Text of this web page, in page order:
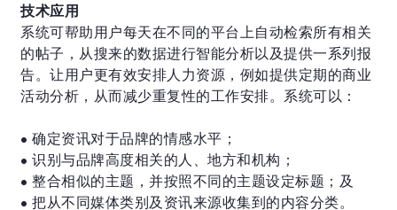
技术应用
系统可帮助用户每天在不同的平台上自动检索所有相关
的帖子，从搜来的数据进行智能分析以及提供一系列报
告。让用户更有效安排人力资源，例如提供定期的商业
活动分析，从而减少重复性的工作安排。系统可以：
• 确定资讯对于品牌的情感水平；
• 识别与品牌高度相关的人、地方和机构；
• 整合相似的主题，并按照不同的主题设定标题；及
• 把从不同媒体类别及资讯来源收集到的内容分类。